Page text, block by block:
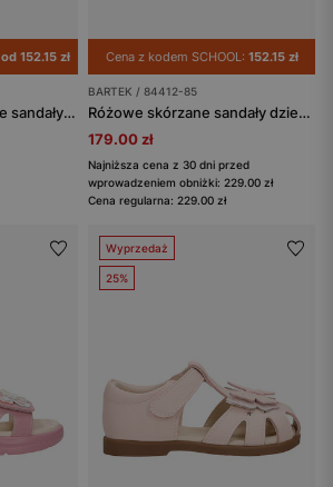
od 152.15 zł
Różowe profilaktyczne sandały zabudowane z serduszami BARTEK 85500-65
Cena z kodem SCHOOL: 152.15 zł
BARTEK / 84412-85
Różowe skórzane sandały dziewczęce BARTEK ze złotymi akcentami 84412-85
179.00 zł
Najniższa cena z 30 dni przed
wprowadzeniem obniżki: 229.00 zł
Cena regularna: 229.00 zł
Wyprzedaż
25%